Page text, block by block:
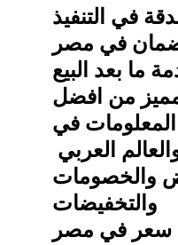
في التنفيذ
في مصر
ما بعد البيع
من افضل
في
العربي
والخصومات
والتخفيضات
سعر في مصر